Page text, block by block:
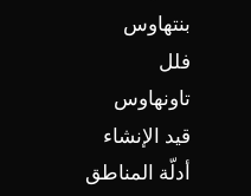
بنتهاوس
فلل
تاونهاوس
قيد الإنشاء
أدلّة المناطق